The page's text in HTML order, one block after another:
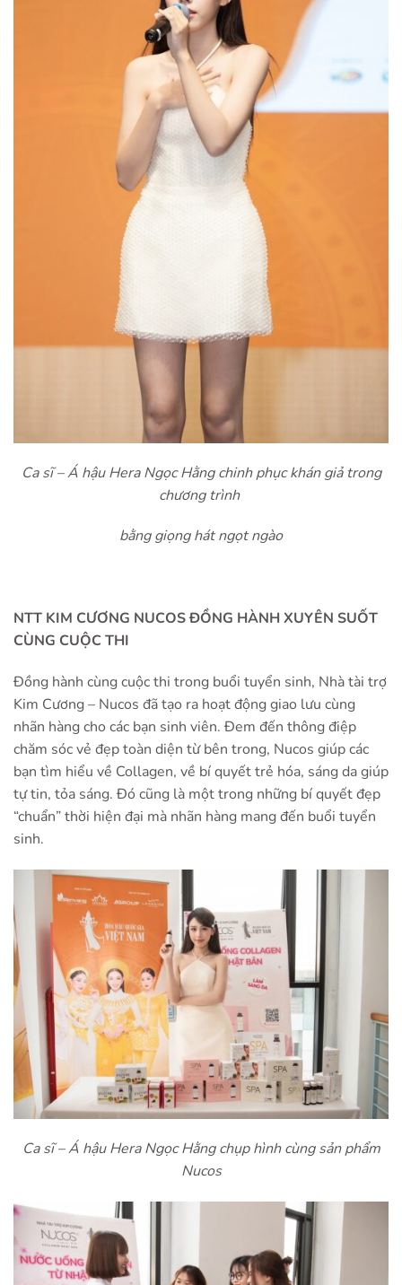
Ca sĩ – Á hậu Hera Ngọc Hằng chinh phục khán giả trong
chương trình
bằng giọng hát ngọt ngào
NTT KIM CƯƠNG NUCOS ĐỒNG HÀNH XUYÊN SUỐT
CÙNG CUỘC THI
Đồng hành cùng cuộc thi trong buổi tuyển sinh, Nhà tài trợ
Kim Cương – Nucos đã tạo ra hoạt động giao lưu cùng
nhãn hàng cho các bạn sinh viên. Đem đến thông điệp
chăm sóc vẻ đẹp toàn diện từ bên trong, Nucos giúp các
bạn tìm hiểu về Collagen, về bí quyết trẻ hóa, sáng da giúp
tự tin, tỏa sáng. Đó cũng là một trong những bí quyết đẹp
“chuẩn” thời hiện đại mà nhãn hàng mang đến buổi tuyển
sinh.
Ca sĩ – Á hậu Hera Ngọc Hằng chụp hình cùng sản phẩm
Nucos